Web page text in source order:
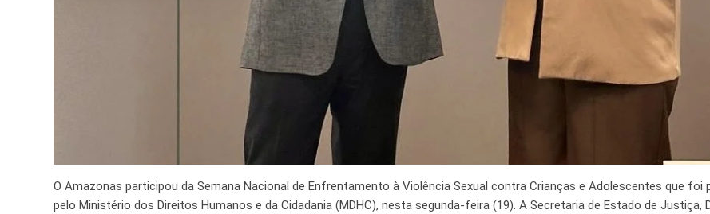
O Amazonas participou da Semana Nacional de Enfrentamento à Violência Sexual contra Crianças e Adolescentes que foi
pelo Ministério dos Direitos Humanos e da Cidadania (MDHC), nesta segunda-feira (19). A Secretaria de Estado de Justiça,